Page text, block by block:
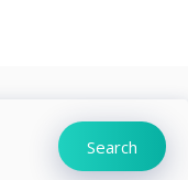
Search